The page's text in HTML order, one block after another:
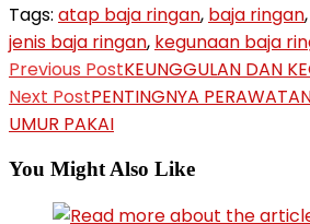
Tags: atap baja ringan, baja ringan,
jenis baja ringan, kegunaan baja
Read
more
articles
Previous PostKEUNGGULAN DAN
Next PostPENTINGNYA
UMUR PAKAI
You Might Also Like